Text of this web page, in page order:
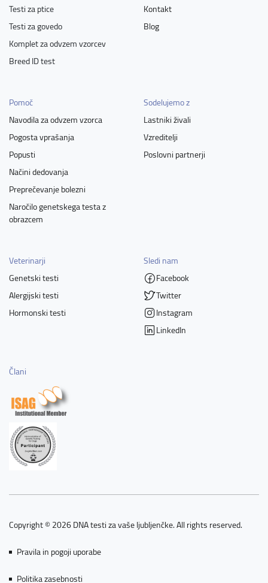
Testi za ptice
Testi za govedo
Komplet za odvzem vzorcev
Breed ID test
Kontakt
Blog
Pomoč
Navodila za odvzem vzorca
Pogosta vprašanja
Popusti
Načini dedovanja
Preprečevanje bolezni
Naročilo genetskega testa z
obrazcem
Sodelujemo z
Lastniki živali
Vzreditelji
Poslovni partnerji
Veterinarji
Genetski testi
Alergijski testi
Hormonski testi
Sledi nam
Facebook
Twitter
Instagram
LinkedIn
Člani
Copyright © 2026 DNA testi za vaše ljubljenčke. All rights reserved.
Pravila in pogoji uporabe
Politika zasebnosti